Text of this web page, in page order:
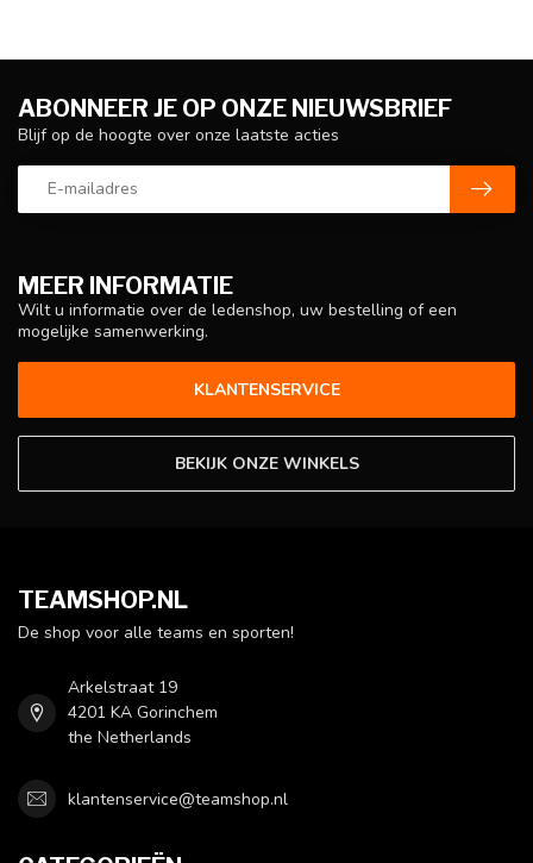
MEER INFORMATIE
Wilt u informatie over de ledenshop, uw bestelling of een
mogelijke samenwerking.
KLANTENSERVICE
BEKIJK ONZE WINKELS
ABONNEER JE OP ONZE NIEUWSBRIEF
Blijf op de hoogte over onze laatste acties
TEAMSHOP.NL
De shop voor alle teams en sporten!
Arkelstraat 19
4201 KA Gorinchem
the Netherlands
klantenservice@teamshop.nl